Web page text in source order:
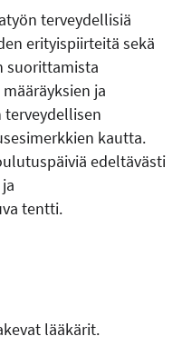
terveydellisiä
erityispiirteitä sekä
suorittamista
ja
kautta.
edeltävästi
tentti.
lääkärit.